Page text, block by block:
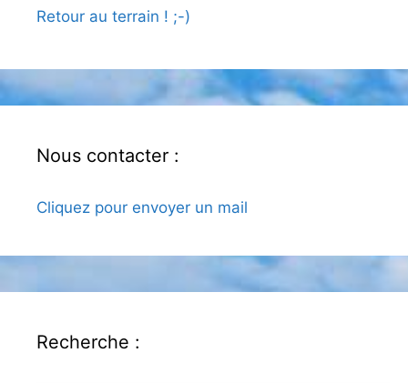
Retour au terrain ! ;-)
Nous contacter :
Cliquez pour envoyer un mail
Recherche :